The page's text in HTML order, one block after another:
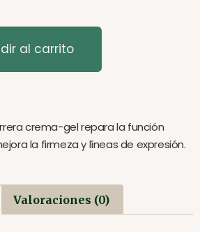
al carrito
crema-gel repara la función
la firmeza y líneas de expresión.
Valoraciones (0)